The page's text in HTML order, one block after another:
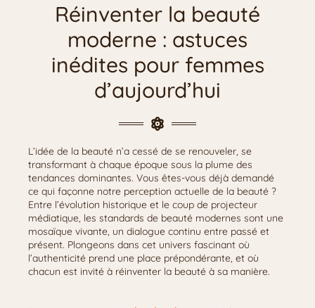
Réinventer la beauté
moderne : astuces
inédites pour femmes
d’aujourd’hui
L’idée de la beauté n’a cessé de se renouveler, se
transformant à chaque époque sous la plume des
tendances dominantes. Vous êtes-vous déjà demandé
ce qui façonne notre perception actuelle de la beauté ?
Entre l’évolution historique et le coup de projecteur
médiatique, les standards de beauté modernes sont une
mosaïque vivante, un dialogue continu entre passé et
présent. Plongeons dans cet univers fascinant où
l’authenticité prend une place prépondérante, et où
chacun est invité à réinventer la beauté à sa manière.